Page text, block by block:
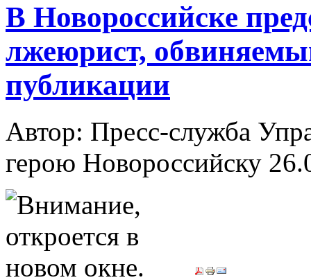
В Новороссийске
лжеюрист,
публикации
Автор: Пресс-служба
герою Новороссийску